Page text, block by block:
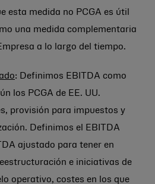
esta medida no PCGA es útil
una medida complementaria
a lo largo del tiempo.
: Definimos EBITDA como
los PCGA de EE. UU.
provisión para impuestos y
Definimos el EBITDA
ajustado para tener en
e iniciativas de
operativo, costes en los que